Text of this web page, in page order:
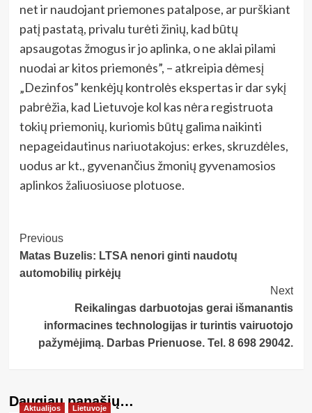
net ir naudojant priemones patalpose, ar purškiant
patį pastatą, privalu turėti žinių, kad būtų
apsaugotas žmogus ir jo aplinka, o ne aklai pilami
nuodai ar kitos priemonės”, – atkreipia dėmesį
„Dezinfos” kenkėjų kontrolės ekspertas ir dar sykį
pabrėžia, kad Lietuvoje kol kas nėra registruota
tokių priemonių, kuriomis būtų galima naikinti
nepageidautinus nariuotakojus: erkes, skruzdėles,
uodus ar kt., gyvenančius žmonių gyvenamosios
aplinkos žaliuosiuose plotuose.
Post
Navigation
Previous
Matas Buzelis: LTSA nenori ginti naudotų
automobilių pirkėjų
Next
Reikalingas darbuotojas gerai išmanantis
informacines technologijas ir turintis vairuotojo
pažymėjimą. Darbas Prienuose. Tel. 8 698 29042.
Daugiau panašių…
Aktualijos Lietuvoje